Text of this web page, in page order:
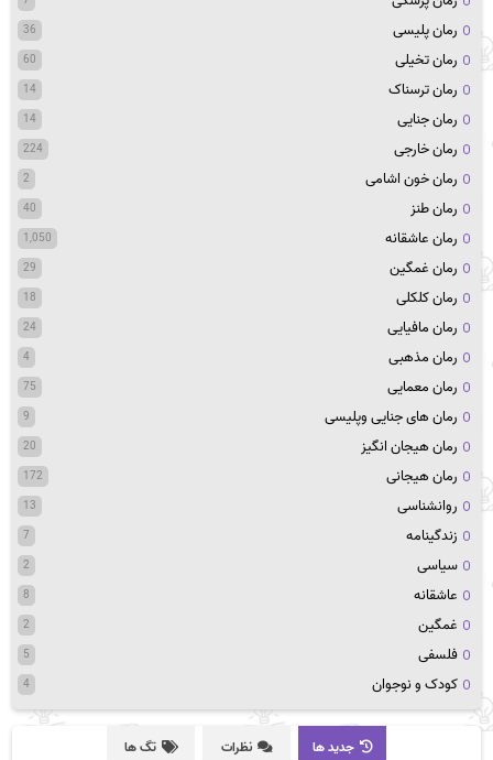
رمان پلیسی 36
رمان تخیلی 60
رمان ترسناک 14
رمان جنایی 14
رمان خارجی 224
رمان خون اشامی 2
رمان طنز 40
رمان عاشقانه 1,050
رمان غمگین 29
رمان کلکلی 18
رمان مافیایی 24
رمان مذهبی 4
رمان معمایی 75
رمان های جنایی وپلیسی 9
رمان هیجان انگیز 20
رمان هیجانی 172
روانشناسی 13
زندگینامه 7
سیاسی 2
عاشقانه 8
غمگین 2
فلسفی 5
کودک و نوجوان 4
جدید ها نظرات تگ ها